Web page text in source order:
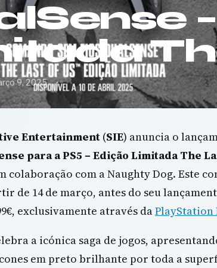
9, 2025
Entertainment (SIE) anuncia o
para a PS5 – Edição Limitada The
colaboração com a Naughty Dog. Este
de 14 de março, antes do seu
exclusivamente através da
a icónica saga de jogos,
em preto brilhante por toda a